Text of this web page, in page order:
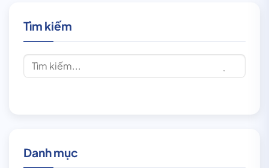
Tìm kiếm
Danh mục